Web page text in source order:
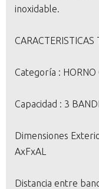
inoxidable.
CARACTERISTICAS
Categoría : HORNO
Capacidad : 3
Dimensiones
AxFxAL
Distancia entre